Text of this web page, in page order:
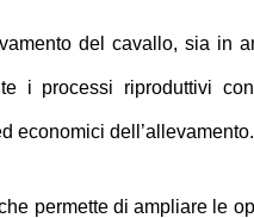
del cavallo, sia in
i processi riproduttivi
economici dell’allevamento.
permette di ampliare le